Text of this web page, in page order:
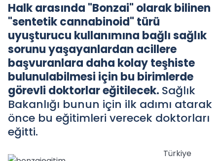
Halk arasında "Bonzai" olarak bilinen
"sentetik cannabinoid" türü
uyuşturucu kullanımına bağlı sağlık
sorunu yaşayanlardan acillere
başvuranlara daha kolay teşhiste
bulunulabilmesi için bu birimlerde
görevli doktorlar eğitilecek. Sağlık
Bakanlığı bunun için ilk adımı atarak
önce bu eğitimleri verecek doktorları
eğitti.
Türkiye